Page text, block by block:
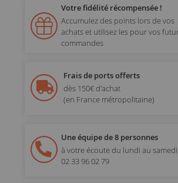
Votre fidélité récompensée !
Accumulez des points lors de vos
achats et utilisez les pour vos
commandes
Frais de ports offerts
dès 150€ d'achat
(en France métropolitaine)
Une équipe de 8 personnes
à votre écoute du lundi au samedi
02 33 96 02 79